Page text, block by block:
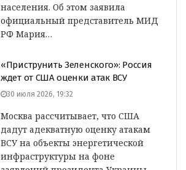
населения. Об этом заявила
официальный представитель МИД
РФ Мария…
«Приструнить Зеленского»: Россия
ждет от США оценки атак ВСУ
30 июля 2026, 19:32
Москва рассчитывает, что США
дадут адекватную оценку атакам
ВСУ на объекты энергетической
инфраструктуры на фоне